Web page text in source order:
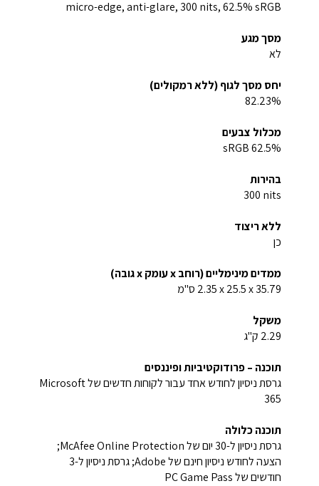
micro-edge, anti-glare, 300 nits, 62.5% sRGB
מסך מגע
לא
יחס מסך לגוף (ללא רמקולים)
82.23%
מכלול צבעים
62.5% sRGB
בהירות
‎300 nits‏
ללא ריצוד
כן
ממדים מינימליים (רוחב x עומק x גובה)
‎35.79 ‏x ‏25.5 x ‏2.35 ס"מ
משקל
2.29 ק"ג
תוכנה – פרודוקטיביות ופיננסים
גרסת ניסיון לחודש אחד עבור לקוחות חדשים של Microsoft
365
תוכנה כלולה
גרסת ניסיון ל-30 יום של McAfee Online Protection‏;
הצעה לחודש ניסיון חינם של Adobe; גרסת ניסיון ל-3
חודשים של PC Game Pass